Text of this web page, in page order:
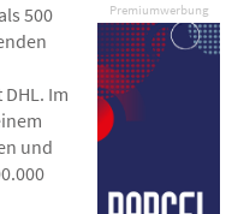
Premiumwerbung
500
DHL. Im
und